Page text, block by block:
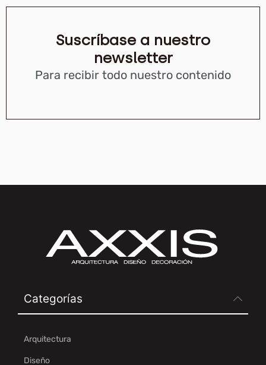
Suscríbase a nuestro
newsletter
Para recibir todo nuestro contenido
Categorías
Arquitectura
Diseño